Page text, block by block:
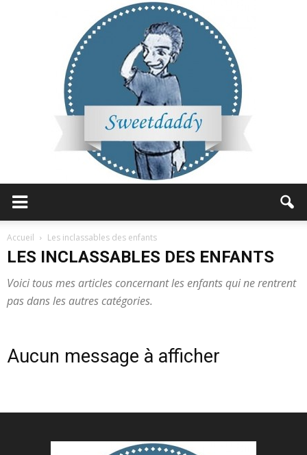
Accueil Les inclassables des enfants
LES INCLASSABLES DES ENFANTS
Voici tous mes articles concernant les enfants qui ne rentrent
pas dans les autres catégories.
Aucun message à afficher